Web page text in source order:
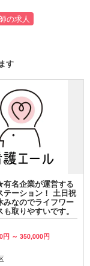
の求人
す
名企業が運営する
テーション！ 土日祝
みなのでライフワー
取りやすいです。
円 ～ 350,000円